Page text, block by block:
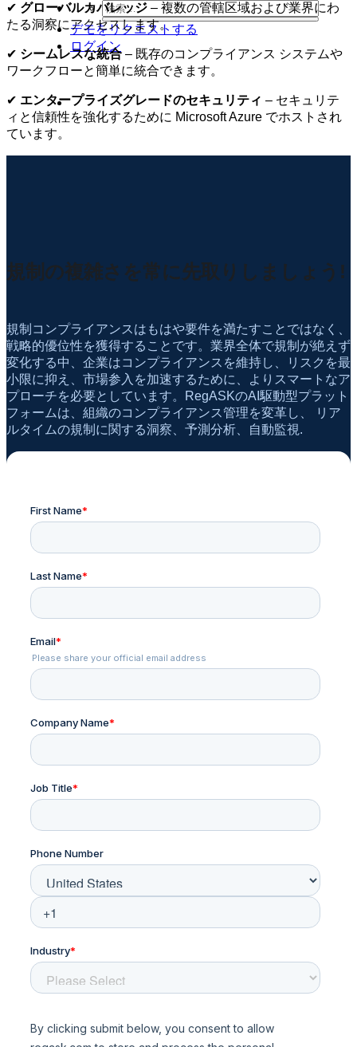
デモをリクエストする
ログイン
✔ グローバルカバレッジ – 複数の管轄区域および業界にわ
たる洞察にアクセスします。
✔ シームレスな統合 – 既存のコンプライアンス システムや
ワークフローと簡単に統合できます。
✔ エンタープライズグレードのセキュリティ – セキュリテ
ィと信頼性を強化するために Microsoft Azure でホストされ
ています。
規制の複雑さを常に先取りしましょう!
規制コンプライアンスはもはや要件を満たすことではなく、
戦略的優位性を獲得することです。業界全体で規制が絶えず
変化する中、企業はコンプライアンスを維持し、リスクを最
小限に抑え、市場参入を加速するために、よりスマートなア
プローチを必要としています。RegASKのAI駆動型プラット
フォームは、組織のコンプライアンス管理を変革し、
リア
ルタイムの規制に関する洞察、予測分析、自動監視.